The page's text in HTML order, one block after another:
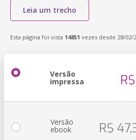
Leia um trecho
Esta página foi vista 14851 vezes desde 28/02/
Versão
impressa
Versão
ebook R$